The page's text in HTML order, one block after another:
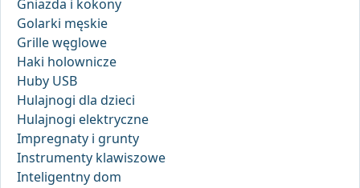
Gniazda i kokony
Golarki męskie
Grille węglowe
Haki holownicze
Huby USB
Hulajnogi dla dzieci
Hulajnogi elektryczne
Impregnaty i grunty
Instrumenty klawiszowe
Inteligentny dom